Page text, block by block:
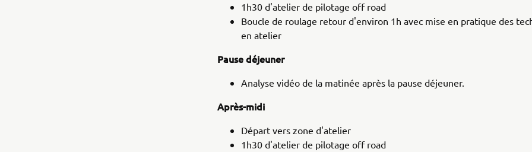
1h30 d'atelier de pilotage off road
Boucle de roulage retour d'environ 1h avec mise en pratique des
en atelier
Pause déjeuner
Analyse vidéo de la matinée après la pause déjeuner.
Après-midi
Départ vers zone d'atelier
1h30 d'atelier de pilotage off road